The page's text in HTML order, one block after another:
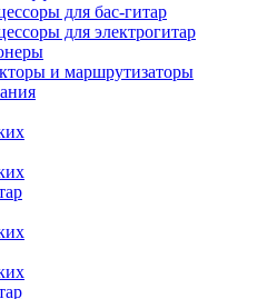
для бас-гитар
для электрогитар
и маршрутизаторы